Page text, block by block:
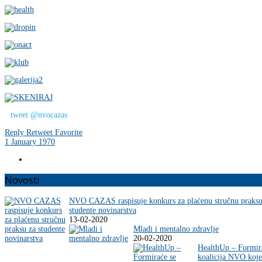
tweet @nvocazas
Reply Retweet Favorite
1 January 1970
Novosti
NVO CAZAS raspisuje konkurs za plaćenu stručnu
studente novinarstva
13-02-2020
Mladi i mentalno zdravlje
20-02-2020
HealthUp –
koalicija NVO koje